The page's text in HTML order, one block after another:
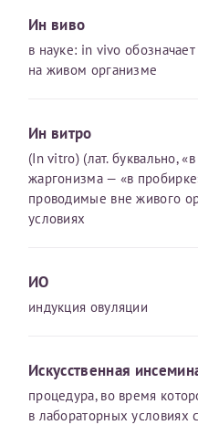
Ин виво
в науке: in vivo
на живом организме
Ин витро
(In vitro) (лат. буквально,
жаргонизма — «в
проводимые вне живого
условиях
ИО
индукция овуляции
Искусственная
процедура, во время
в лабораторных условиях
скан 2-3 страниц паспорта
налогоплательщика*